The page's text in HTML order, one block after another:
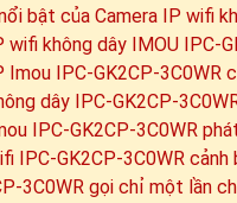
bật của Camera IP wifi
wifi không dây IMOU IPC-
Imou IPC-GK2CP-3C0WR
dây IPC-GK2CP-
IPC-GK2CP-3C0WR
IPC-GK2CP-3C0WR
3C0WR gọi chỉ một lần